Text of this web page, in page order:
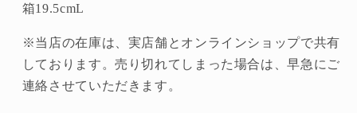
ー
（naef
社・
ス
イ
（naef
社・
ス
イ
箱19.5cmL
※当店の在庫は、実店舗とオンラインショップで共有
しております。売り切れてしまった場合は、早急にご
連絡させていただきます。